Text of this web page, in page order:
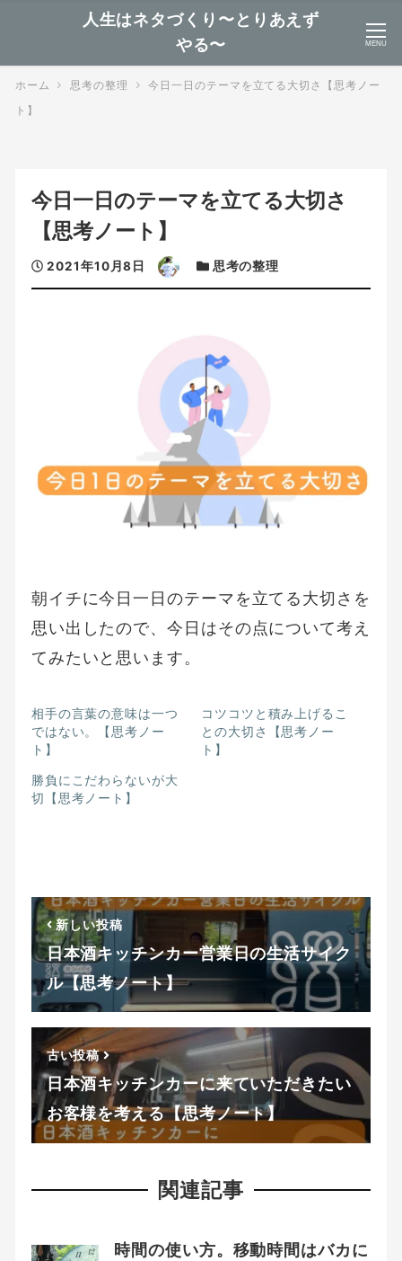
人生はネタづくり〜とりあえず
やる〜
MENU
ホーム 思考の整理
今日一日のテーマを立てる大切さ【思考ノー
ト】
今日一日のテーマを立てる大切さ
【思考ノート】
投
稿
2021年10月8日
著
者
カ
テ
ー
思考の整理
朝イチに今日一日のテーマを立てる大切さを
思い出したので、今日はその点について考え
てみたいと思います。
相手の言葉の意味は一つ
ではない。【思考ノー
ト】
コツコツと積み上げるこ
との大切さ【思考ノー
ト】
勝負にこだわらないが大
切【思考ノート】
新しい投稿
日本酒キッチンカー営業日の生活サイク
ル【思考ノート】
古い投稿
日本酒キッチンカーに来ていただきたい
お客様を考える【思考ノート】
関連記事
時間の使い方。移動時間はバカに